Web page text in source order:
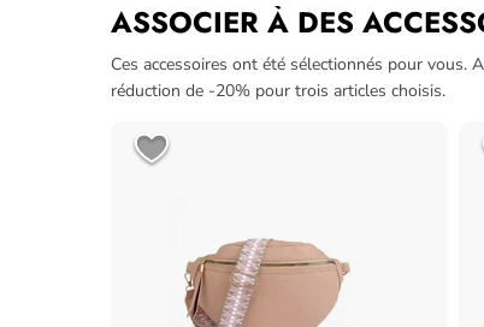
ASSOCIER À DES
Ces accessoires ont été sélectionnés pour vous.
réduction de -20% pour trois articles choisis.